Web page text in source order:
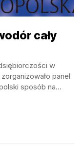
cały
w
panel
sposób na